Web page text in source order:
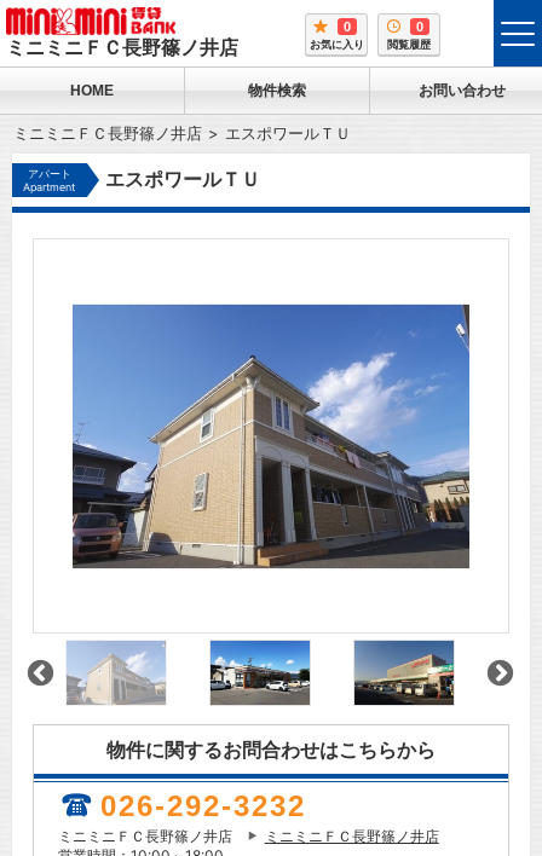
ミニミニＦＣ長野篠ノ井店
0
お気に入り
0
閲覧履歴
HOME 物件検索 お問い合わせ
ミニミニＦＣ長野篠ノ井店 エスポワールＴＵ
アパート
Apartment
エスポワールＴＵ
物件に関するお問合わせはこちらから
026-292-3232
ミニミニＦＣ長野篠ノ井店
ミニミニＦＣ長野篠ノ井店